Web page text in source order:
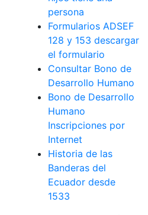
persona
Formularios ADSEF
128 y 153 descargar
el formulario
Consultar Bono de
Desarrollo Humano
Bono de Desarrollo
Humano
Inscripciones por
Internet
Historia de las
Banderas del
Ecuador desde
1533